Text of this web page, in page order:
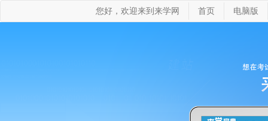
您好，欢迎来到来学网 首页 电脑版